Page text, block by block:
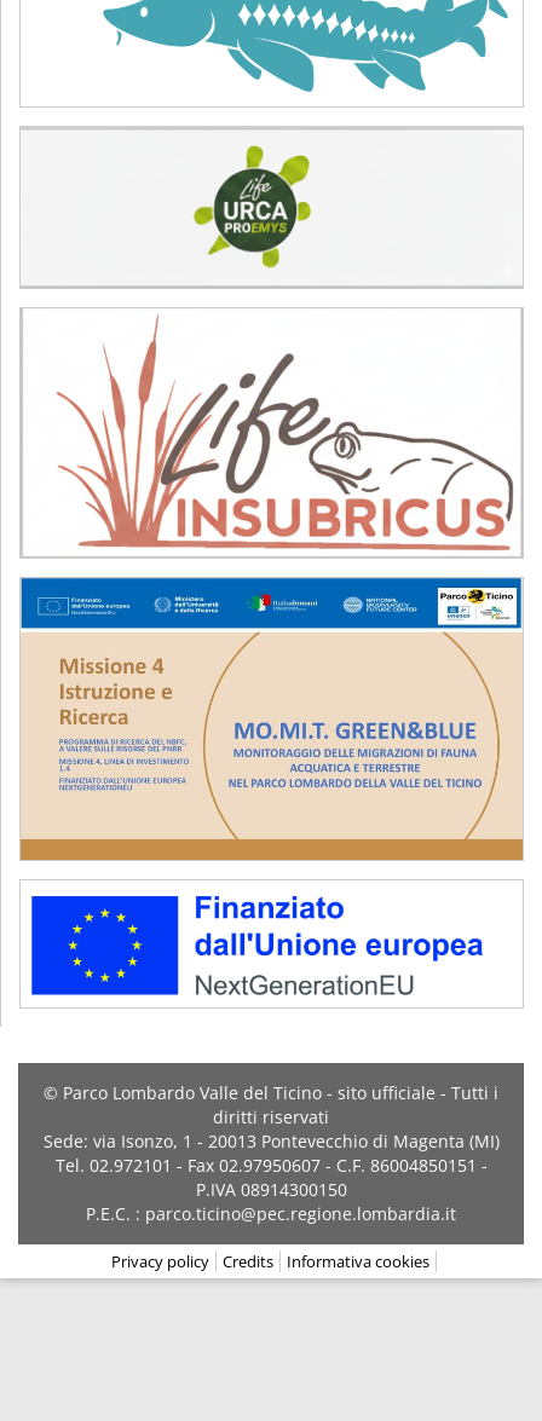
© Parco Lombardo Valle del Ticino - sito ufficiale - Tutti i
diritti riservati
Sede: via Isonzo, 1 - 20013 Pontevecchio di Magenta (MI)
Tel. 02.972101 - Fax 02.97950607 - C.F. 86004850151 -
P.IVA 08914300150
P.E.C. : parco.ticino@pec.regione.lombardia.it
Privacy policy Credits Informativa cookies